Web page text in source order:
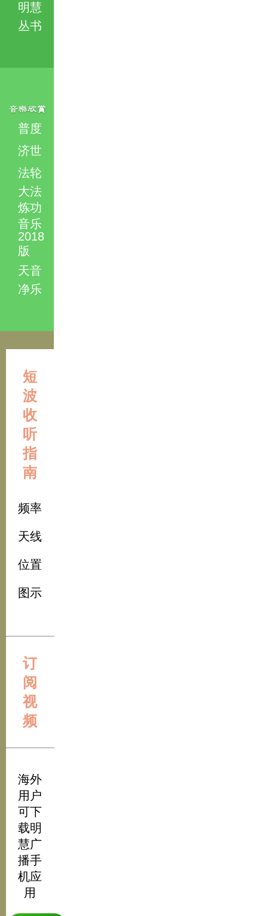
明慧
丛书
普度
济世
法轮
大法
炼功
音乐
2018
版
天音
净乐
短
波
收
听
指
南
频率
天线
位置
图示
订
阅
视
频
海外
用户
可下
载明
慧广
播手
机应
用